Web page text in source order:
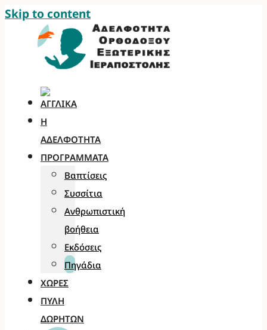
Skip to content
Η
ΑΔΕΛΦΌΤΗΤΑ
ΠΡΟΓΡΆΜΜΑΤΑ
Βαπτίσεις
Συσσίτια
Ανθρωπιστική
βοήθεια
Εκδόσεις
Πηγάδια
ΧΏΡΕΣ
ΠΎΛΗ
ΔΩΡΗΤΏΝ